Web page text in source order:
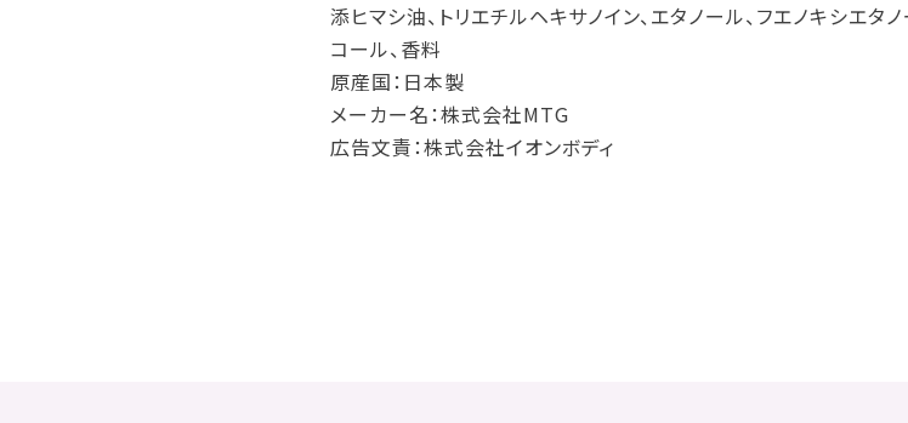
添ヒマシ油、トリエチルヘキサノイン、エタノール、フエノキシエタ
コール、香料
原産国：日本製
メーカー名：株式会社MTG
広告文責：株式会社イオンボディ